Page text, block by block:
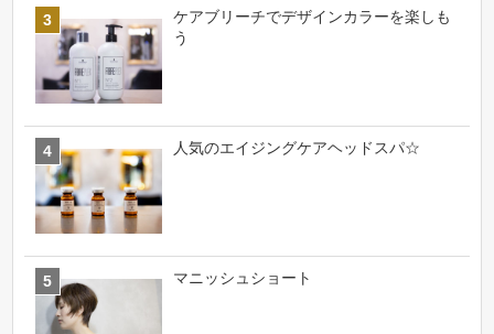
ケアブリーチでデザインカラーを楽しも
う
人気のエイジングケアヘッドスパ☆
マニッシュショート